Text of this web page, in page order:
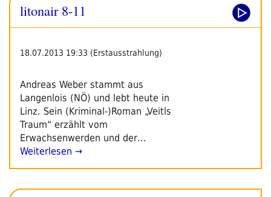
litonair 8-11
18.07.2013 19:33 (Erstausstrahlung)
Andreas Weber stammt aus
Langenlois (NÖ) und lebt heute in
Linz. Sein (Kriminal-)Roman „Veitls
Traum“ erzählt vom
Erwachsenwerden und der…
Weiterlesen →